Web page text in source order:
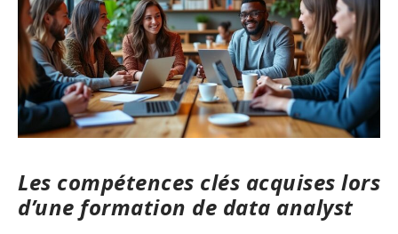
Les compétences clés acquises lors
d’une formation de data analyst